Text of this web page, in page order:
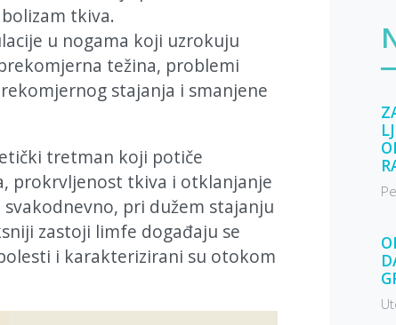
tkiva.
u nogama koji uzrokuju
težina, problemi
stajanja i smanjene
tretman koji potiče
prokrvljenost tkiva i otklanjanje
pri dužem stajanju
zastoji limfe događaju se
i karakterizirani su otokom